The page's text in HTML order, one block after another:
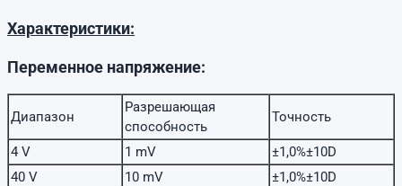
Характеристики:
Переменное напряжение:
Диапазон
Разрешающая
способность
Точность
4 V 1 mV
±1,0%±10D
40 V
10 mV
±1,0%±10D